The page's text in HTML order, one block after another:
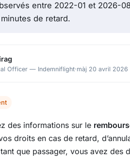
entre 2022-01 et 2026-
de retard.
Officer — Indemniflight·màj 20 avril 2026
des informations sur le
droits en cas de retard,
que passager, vous avez